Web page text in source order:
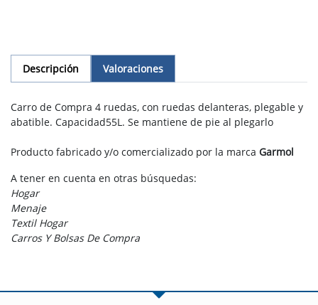
Descripción Valoraciones
Carro de Compra 4 ruedas, con ruedas delanteras, plegable y
abatible. Capacidad55L. Se mantiene de pie al plegarlo
Producto fabricado y/o comercializado por la marca Garmol
A tener en cuenta en otras búsquedas:
Hogar
Menaje
Textil Hogar
Carros Y Bolsas De Compra